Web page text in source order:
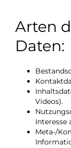
Arten
Daten:
Videos).
Interesse
Meta-/